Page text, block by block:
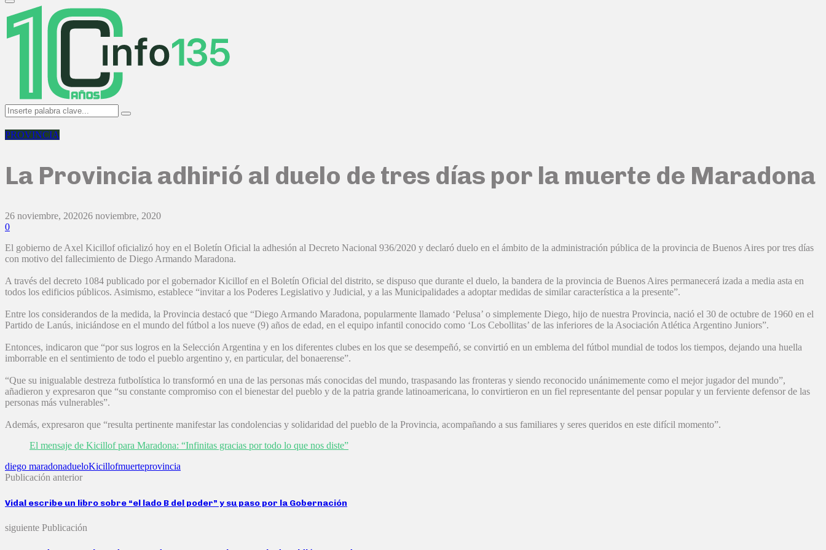
Primary
Menu
Search
for:
Search
PROVINCIA
La Provincia adhirió al duelo de tres días por la muerte de Maradona
26 noviembre, 202026 noviembre, 2020
0
El gobierno de Axel Kicillof oficializó hoy en el Boletín Oficial la adhesión al Decreto Nacional 936/2020 y declaró duelo en el ámbito de la administración pública de la provincia de Buenos Aires por tres días
con motivo del fallecimiento de Diego Armando Maradona.
A través del decreto 1084 publicado por el gobernador Kicillof en el Boletín Oficial del distrito, se dispuso que durante el duelo, la bandera de la provincia de Buenos Aires permanecerá izada a media asta en
todos los edificios públicos. Asimismo, establece “invitar a los Poderes Legislativo y Judicial, y a las Municipalidades a adoptar medidas de similar característica a la presente”.
Entre los considerandos de la medida, la Provincia destacó que “Diego Armando Maradona, popularmente llamado ‘Pelusa’ o simplemente Diego, hijo de nuestra Provincia, nació el 30 de octubre de 1960 en el
Partido de Lanús, iniciándose en el mundo del fútbol a los nueve (9) años de edad, en el equipo infantil conocido como ‘Los Cebollitas’ de las inferiores de la Asociación Atlética Argentino Juniors”.
Entonces, indicaron que “por sus logros en la Selección Argentina y en los diferentes clubes en los que se desempeñó, se convirtió en un emblema del fútbol mundial de todos los tiempos, dejando una huella
imborrable en el sentimiento de todo el pueblo argentino y, en particular, del bonaerense”.
“Que su inigualable destreza futbolística lo transformó en una de las personas más conocidas del mundo, traspasando las fronteras y siendo reconocido unánimemente como el mejor jugador del mundo”,
añadieron y expresaron que “su constante compromiso con el bienestar del pueblo y de la patria grande latinoamericana, lo convirtieron en un fiel representante del pensar popular y un ferviente defensor de las
personas más vulnerables”.
Además, expresaron que “resulta pertinente manifestar las condolencias y solidaridad del pueblo de la Provincia, acompañando a sus familiares y seres queridos en este difícil momento”.
El mensaje de Kicillof para Maradona: “Infinitas gracias por todo lo que nos diste”
diego maradonadueloKicillofmuerteprovincia
Publicación anterior
Vidal escribe un libro sobre “el lado B del poder” y su paso por la Gobernación
siguiente Publicación